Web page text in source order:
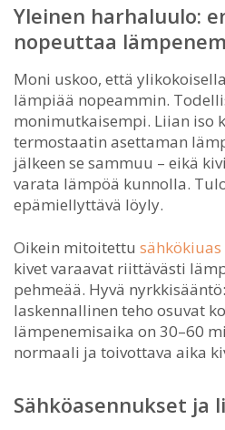
Yleinen harhaluulo:
nopeuttaa
Moni uskoo, että
lämpiää nopeammin.
monimutkaisempi. Liian iso
termostaatin asettaman
jälkeen se sammuu – eikä
varata lämpöä kunnolla.
epämiellyttävä löyly.
Oikein mitoitettu sähkökiuas
kivet varaavat riittävästi
pehmeää. Hyvä
laskennallinen teho osuvat
lämpenemisaika on 30–60
normaali ja toivottava aika
Sähköasennukset